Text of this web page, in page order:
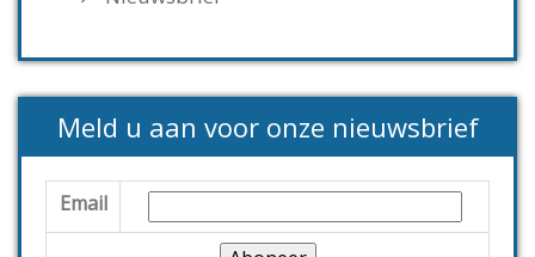
Meld u aan voor onze nieuwsbrief
Email